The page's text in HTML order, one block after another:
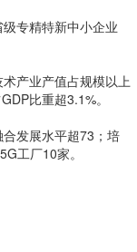
专精特新中小企业
产业产值占规模以上
比重超3.1%。
发展水平超73；培
工厂10家。